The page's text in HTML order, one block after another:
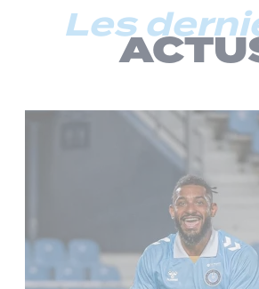
Les